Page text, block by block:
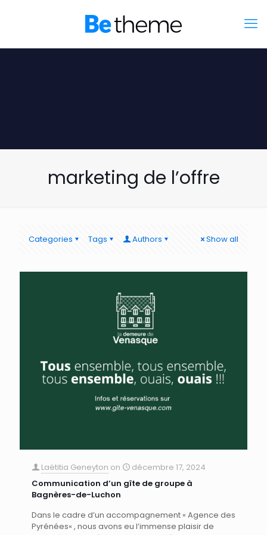
marketing de l’offre
Categories Tags Authors Show all
Laëtitia Geneyton on
décembre 17, 2024
Communication d’un gîte de groupe à
Bagnères-de-Luchon
Dans le cadre d’un accompagnement « Agence des
Pyrénées« , nous avons eu l’immense plaisir de